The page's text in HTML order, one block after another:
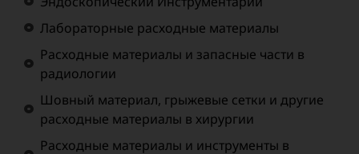
Лабораторные расходные материалы
Расходные материалы и запасные части в
радиологии
Шовный материал, грыжевые сетки и другие
расходные материалы в хирургии
Расходные материалы и инструменты в